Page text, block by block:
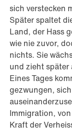
sich verstecken
Später spaltet
Land, der Hass
wie nie zuvor,
nichts. Sie
und zieht später
Eines Tages
gezwungen,
Immigration,
Kraft der